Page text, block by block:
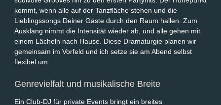
kommt, wenn alle auf der Tanzfläche stehen und die
Lieblingssongs Deiner Gäste durch den Raum hallen. Zum
Ausklang nimmt die Intensität wieder ab, und alle gehen mit
einem Lächeln nach Hause. Diese Dramaturgie planen wir
gemeinsam im Vorfeld und ich setze sie am Abend selbst
flexibel um.
Genrevielfalt und musikalische Breite
Ein Club-DJ für private Events bringt ein breites